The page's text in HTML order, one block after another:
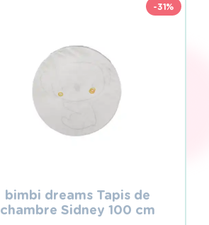
-31%
bimbi dreams Tapis de
chambre Sidney 100 cm